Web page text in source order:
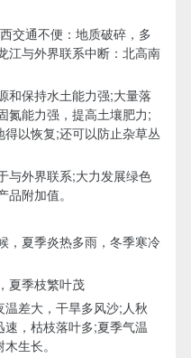
通不便：地质破碎，多
江与外界联系中断：北高南
保持水土能力强;大量落
氮能力强，提高土壤肥力;
以恢复;还可以防止杂草丛
外界联系;大力发展绿色
附加值。
夏季炎热多雨，冬季寒冷
季枝繁叶茂
差大，干旱多风沙;人秋
，枯枝落叶多;夏季气温
生长。